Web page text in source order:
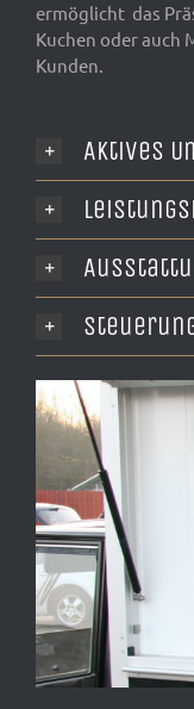
ermöglicht das
Kuchen oder auch
Kunden.
Aktives